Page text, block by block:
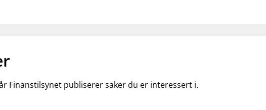
Finanstilsynet publiserer saker du er interessert i.